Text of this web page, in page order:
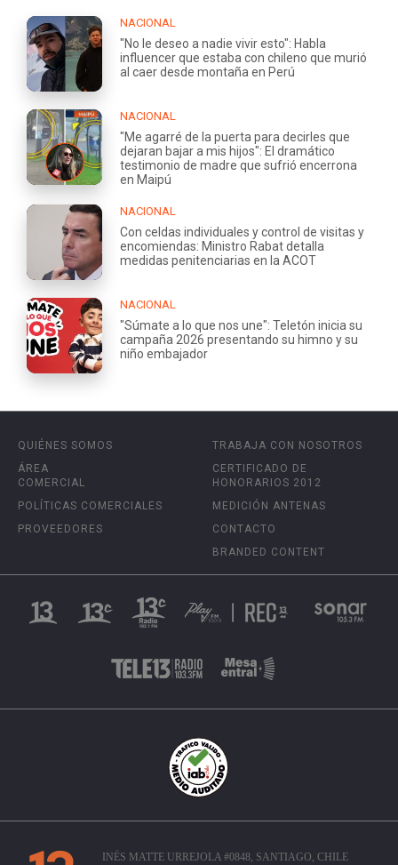
NACIONAL
"No le deseo a nadie vivir esto": Habla
influencer que estaba con chileno que murió
al caer desde montaña en Perú
NACIONAL
"Me agarré de la puerta para decirles que
dejaran bajar a mis hijos": El dramático
testimonio de madre que sufrió encerrona
en Maipú
NACIONAL
Con celdas individuales y control de visitas y
encomiendas: Ministro Rabat detalla
medidas penitenciarias en la ACOT
NACIONAL
"Súmate a lo que nos une": Teletón inicia su
campaña 2026 presentando su himno y su
niño embajador
QUIÉNES SOMOS
ÁREA
COMERCIAL
POLÍTICAS COMERCIALES
PROVEEDORES
TRABAJA CON NOSOTROS
CERTIFICADO DE
HONORARIOS 2012
MEDICIÓN ANTENAS
CONTACTO
BRANDED CONTENT
INÉS MATTE URREJOLA #0848, SANTIAGO, CHILE